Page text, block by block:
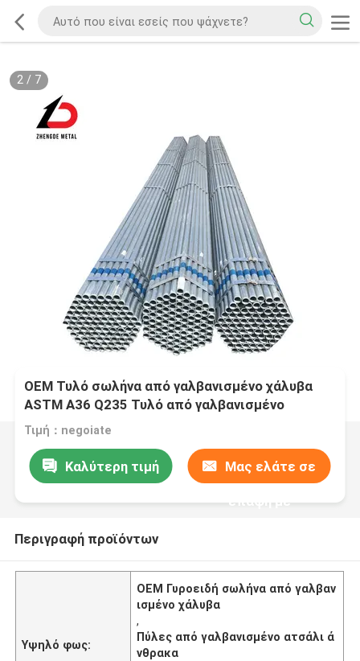
2/ 7
OEM Τυλό σωλήνα από γαλβανισμένο χάλυβα
ASTM A36 Q235 Τυλό από γαλβανισμένο
άνθρακα
Τιμή：negoiate
Καλύτερη τιμή Μας ελάτε σε
επαφή με
Περιγραφή προϊόντων
Υψηλό φως:
OEM Γυροειδή σωλήνα από γαλβαν
ισμένο χάλυβα
,
Πύλες από γαλβανισμένο ατσάλι ά
νθρακα